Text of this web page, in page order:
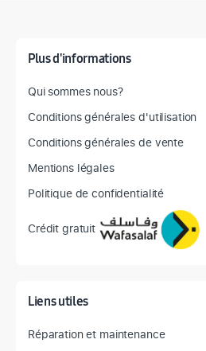
Plus d'informations
Qui sommes nous?
Conditions générales d'utilisation
Conditions générales de vente
Mentions légales
Politique de confidentialité
Crédit gratuit
Liens utiles
Réparation et maintenance